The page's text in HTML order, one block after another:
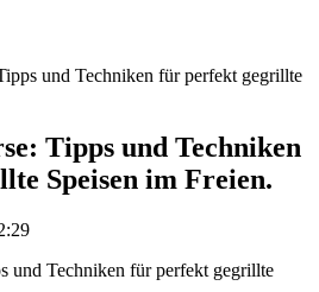
und Techniken für perfekt gegrillte
Tipps und Techniken
Speisen im Freien.